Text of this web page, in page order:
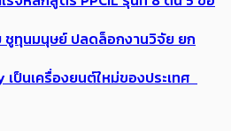
ชูทุนมนุษย์ ปลดล็อกงานวิจัย ยก
ป็นเครื่องยนต์ใหม่ของประเทศ